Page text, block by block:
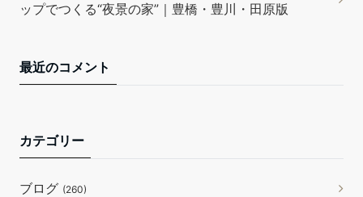
ップでつくる“夜景の家”｜豊橋・豊川・田原版
最近のコメント
カテゴリー
ブログ (260)